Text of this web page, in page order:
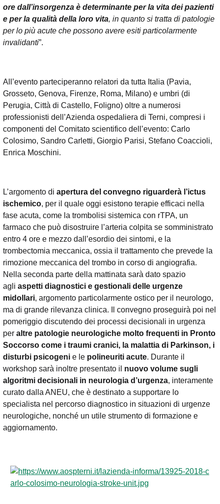
ore dall’insorgenza è determinante per la vita dei pazienti
e per la qualità della loro vita, in quanto si tratta di patologie
per lo più acute che possono avere esiti particolarmente
invalidanti”.
All’evento parteciperanno relatori da tutta Italia (Pavia,
Grosseto, Genova, Firenze, Roma, Milano) e umbri (di
Perugia, Città di Castello, Foligno) oltre a numerosi
professionisti dell’Azienda ospedaliera di Terni, compresi i
componenti del Comitato scientifico dell’evento: Carlo
Colosimo, Sandro Carletti, Giorgio Parisi, Stefano Coaccioli,
Enrica Moschini.
L’argomento di apertura del convegno riguarderà l’ictus
ischemico, per il quale oggi esistono terapie efficaci nella
fase acuta, come la trombolisi sistemica con rTPA, un
farmaco che può disostruire l’arteria colpita se somministrato
entro 4 ore e mezzo dall’esordio dei sintomi, e la
trombectomia meccanica, ossia il trattamento che prevede la
rimozione meccanica del trombo in corso di angiografia.
Nella seconda parte della mattinata sarà dato spazio
agli aspetti diagnostici e gestionali delle urgenze
midollari, argomento particolarmente ostico per il neurologo,
ma di grande rilevanza clinica. Il convegno proseguirà poi nel
pomeriggio discutendo dei processi decisionali in urgenza
per altre patologie neurologiche molto frequenti in Pronto
Soccorso come i traumi cranici, la malattia di Parkinson, i
disturbi psicogeni e le polineuriti acute. Durante il
workshop sarà inoltre presentato il nuovo volume sugli
algoritmi decisionali in neurologia d’urgenza, interamente
curato dalla ANEU, che è destinato a supportare lo
specialista nel percorso diagnostico in situazioni di urgenze
neurologiche, nonché un utile strumento di formazione e
aggiornamento.